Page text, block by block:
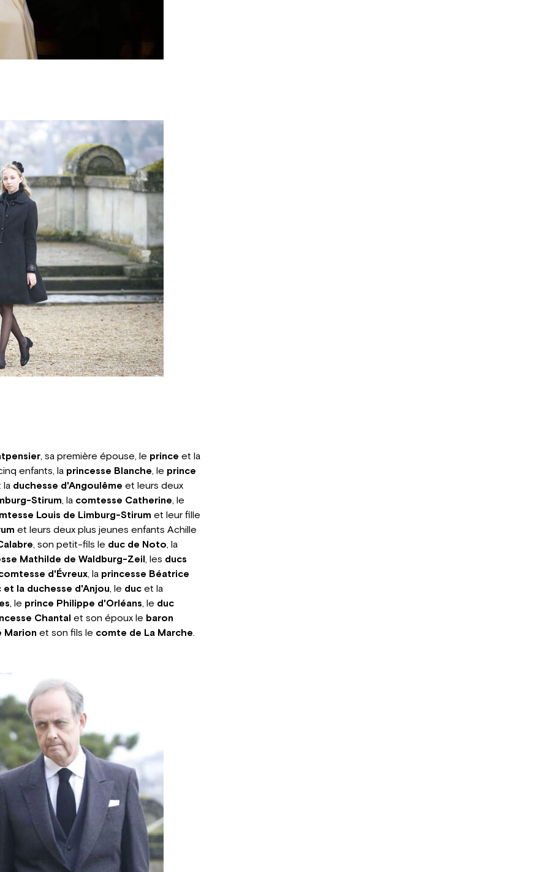
, sa première épouse, le prince et la
enfants, la princesse Blanche, le prince
duchesse d'Angoulême et leurs deux
Stirum, la comtesse Catherine, le
Louis de Limburg-Stirum et leur fille
et leurs deux plus jeunes enfants Achille
, son petit-fils le duc de Noto, la
Mathilde de Waldburg-Zeil , les ducs
d'Évreux, la princesse Béatrice
et la duchesse d'Anjou, le duc et la
, le prince Philippe d'Orléans, le duc
Chantal et son époux le baron
Marion et son fils le comte de La Marche.